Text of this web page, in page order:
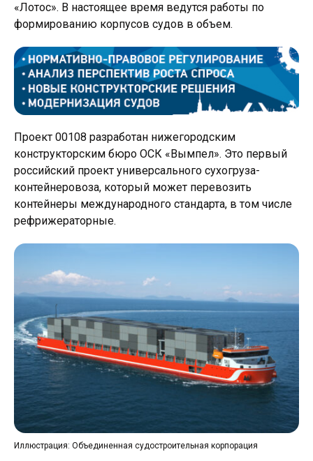
«Лотос». В настоящее время ведутся работы по
формированию корпусов судов в объем.
Проект 00108 разработан нижегородским
конструкторским бюро ОСК «Вымпел». Это первый
российский проект универсального сухогруза-
контейнеровоза, который может перевозить
контейнеры международного стандарта, в том числе
рефрижераторные.
Иллюстрация: Объединенная судостроительная корпорация